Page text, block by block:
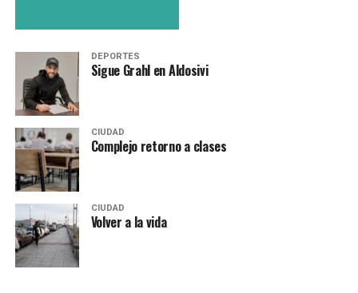
DEPORTES
Sigue Grahl en Aldosivi
CIUDAD
Complejo retorno a clases
CIUDAD
Volver a la vida